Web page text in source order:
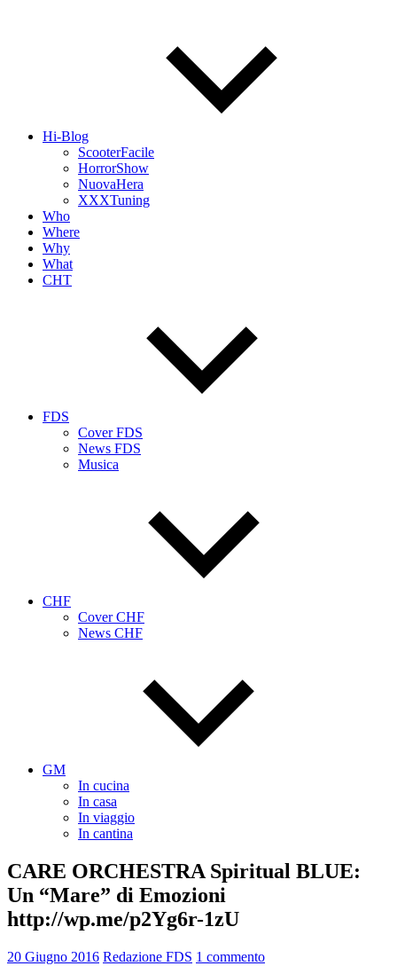
Hi-Blog
ScooterFacile
HorrorShow
NuovaHera
XXXTuning
Who
Where
Why
What
CHT
FDS
Cover FDS
News FDS
Musica
CHF
Cover CHF
News CHF
GM
In cucina
In casa
In viaggio
In cantina
CARE ORCHESTRA Spiritual BLUE:
Un “Mare” di Emozioni
http://wp.me/p2Yg6r-1zU
20 Giugno 2016 Redazione FDS 1 commento